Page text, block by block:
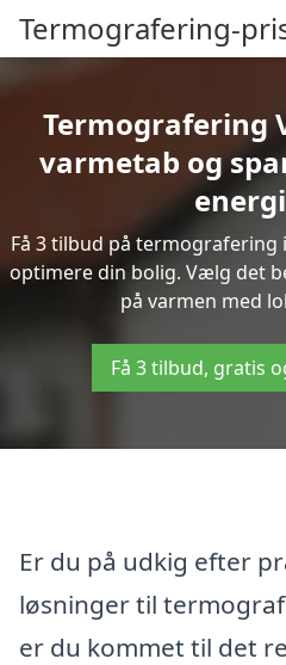
Termografering-
Termografering
varmetab og
Få 3 tilbud på termografering
optimere din bolig. Vælg det
på varmen med
Få 3 tilbud, gratis
Er du på udkig efter
løsninger til
er du kommet til det